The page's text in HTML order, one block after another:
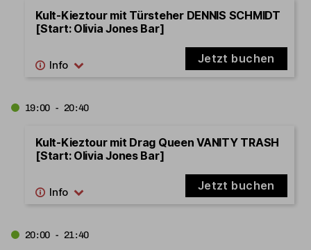
Kult-Kieztour mit Türsteher DENNIS SCHMIDT
[Start: Olivia Jones Bar]
Jetzt buchen
19:00 - 20:40
Kult-Kieztour mit Drag Queen VANITY TRASH
[Start: Olivia Jones Bar]
Jetzt buchen
20:00 - 21:40